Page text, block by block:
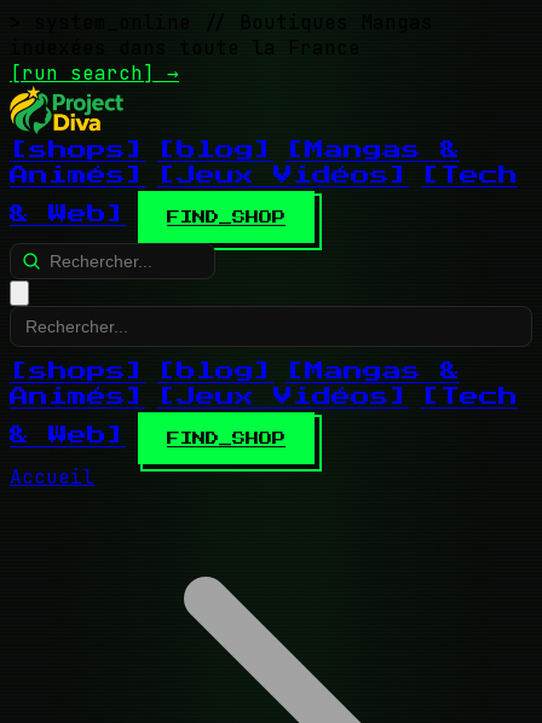
// Boutiques Mangas
indexées dans toute la France
[run search] →
[shops] [blog]
[Mangas &
Animés]
[Jeux Vidéos]
[Tech
& Web]
FIND_SHOP
[shops] [blog]
[Mangas &
Animés]
[Jeux Vidéos]
[Tech
& Web]
FIND_SHOP
Accueil